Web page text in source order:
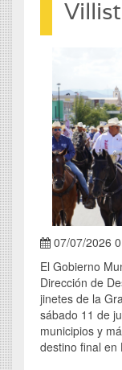
07/07/2026
El Gobierno
Dirección de
jinetes de la
sábado 11 de
municipios y
destino final en